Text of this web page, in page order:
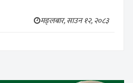
मङ्लबार, साउन १२, २०८३